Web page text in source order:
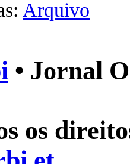
Arquivo
• Jornal
os